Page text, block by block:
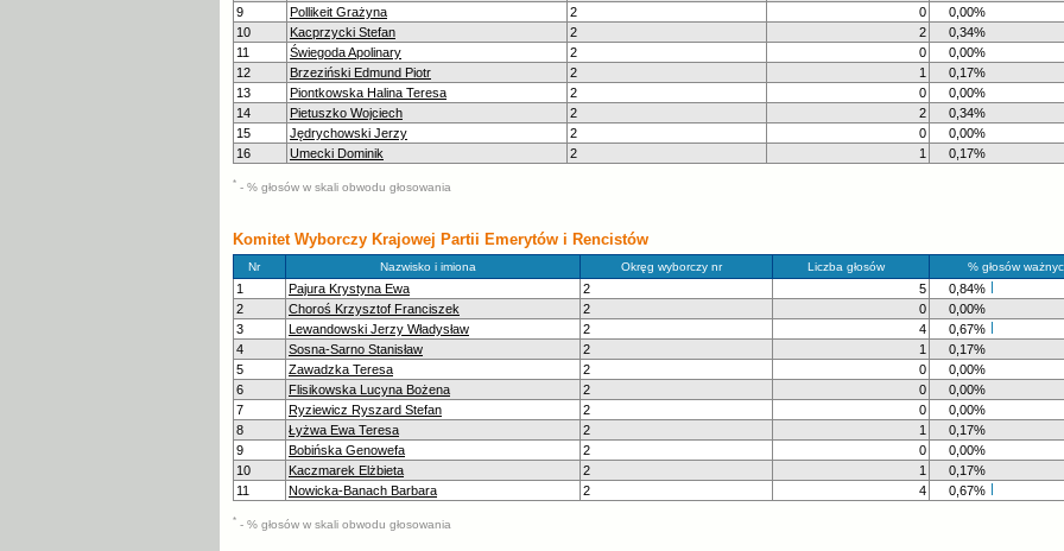
9
Pollikeit Grażyna 2 0
0,00%
10
Kacprzycki Stefan 2 2
0,34%
11
Świegoda Apolinary 2 0
0,00%
12
Brzeziński Edmund Piotr 2 1
0,17%
13
Piontkowska Halina Teresa 2 0
0,00%
14
Pietuszko Wojciech 2 2
0,34%
15
Jędrychowski Jerzy 2 0
0,00%
16
Umecki Dominik 2 1 0,17%
* - % głosów w skali obwodu głosowania
Komitet Wyborczy Krajowej Partii Emerytów i Rencistów
Nr Nazwisko i imiona Okręg wyborczy nr Liczba głosów % głosów
1 Pajura Krystyna Ewa 2 5
0,84%
2
Choroś Krzysztof Franciszek 2 0
0,00%
3
Lewandowski Jerzy Władysław 2 4
0,67%
4
Sosna-Sarno Stanisław 2 1
0,17%
5
Zawadzka Teresa 2 0
0,00%
6
Flisikowska Lucyna Bożena 2 0
0,00%
7
Ryziewicz Ryszard Stefan 2 0
0,00%
8
Łyżwa Ewa Teresa 2 1
0,17%
9
Bobińska Genowefa 2 0
0,00%
10
Kaczmarek Elżbieta 2 1
0,17%
11
Nowicka-Banach Barbara 2 4 0,67%
* - % głosów w skali obwodu głosowania